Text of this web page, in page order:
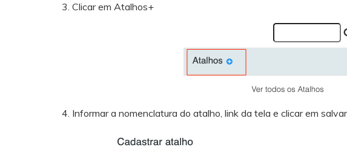
3. Clicar em Atalhos+
4. Informar a nomenclatura do atalho, link da tela e clicar em